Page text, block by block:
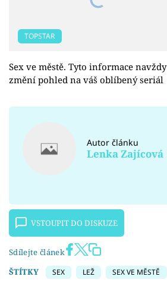
TOPSTAR
Sex ve městě. Tyto informace navždy
změní pohled na váš oblíbený seriál
Autor článku
Lenka Zajícová
VSTOUPIT DO DISKUZE
Sdílejte článek
ŠTÍTKY
SEX LEŽ SEX VE MĚSTĚ